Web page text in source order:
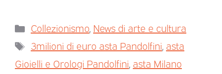
Collezionismo, News di arte e cultura
3milioni di euro asta Pandolfini, asta
Gioielli e Orologi Pandolfini, asta Milano